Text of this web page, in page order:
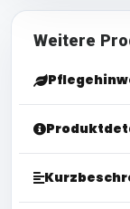
Weitere